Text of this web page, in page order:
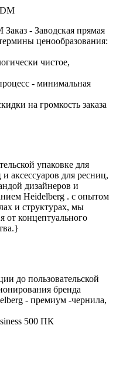
- Заводская прямая
ценообразования:
чистое,
- минимальная
на громкость заказа
упаковке для
аксессуаров для ресниц,
дизайнеров и
Heidelberg . с опытом
и структурах, мы
от концептуального
до пользовательской
бренда
- премиум -чернила,
500 ПК